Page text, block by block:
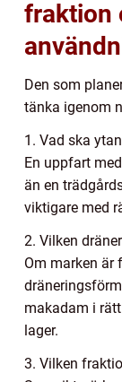
fraktion
Den som
tänka igenom
1. Vad ska
En uppfart
än en
viktigare med
2. Vilken
Om marken är
makadam i
lager.
3. Vilken